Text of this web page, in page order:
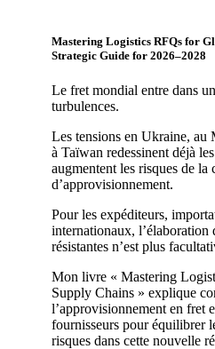
Mastering Logistics RFQs for
Strategic Guide for 2026–2028
Le fret mondial entre dans
turbulences.
Les tensions en Ukraine, au
à Taïwan redessinent déjà
augmentent les risques de la
d’approvisionnement.
Pour les expéditeurs,
internationaux, l’élaboration
résistantes n’est plus
Mon livre « Mastering
Supply Chains » explique
l’approvisionnement en fret
fournisseurs pour équilibrer
risques dans cette nouvelle